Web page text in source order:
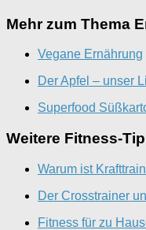
Mehr zum Thema
Vegane Ernährung
Der Apfel – unser
Superfood
Weitere Fitness-
Warum ist
Der Crosstrainer
Fitness für zu